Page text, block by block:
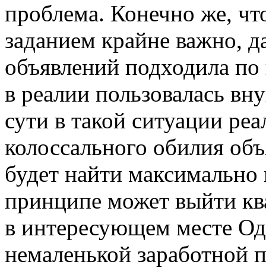
проблема. Конечно же,
заданием крайне важно,
объявлений подходила
в реалии пользовалась
сути в такой ситуации
колоссального обилия
будет найти
принципе может выйти
в интересующем месте
немаленькой заработной